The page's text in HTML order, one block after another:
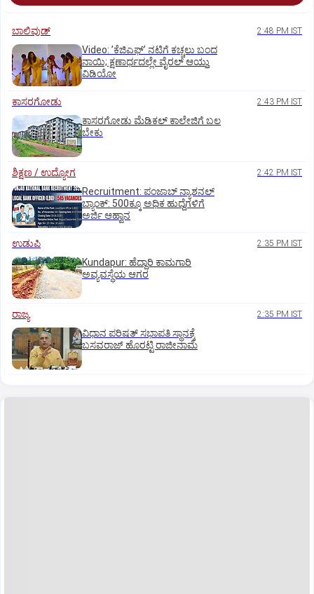
ಬಾಲಿವುಡ್‌ 2:48 PM IST
Video: ʼಕೆಜಿಎಫ್‌ʼ ನಟಿಗೆ ಕಚ್ಚಲು ಬಂದ
ನಾಯಿ; ಕ್ಷಣಾರ್ಧದಲ್ಲೇ ವೈರಲ್‌ ಆಯ್ತು
ವಿಡಿಯೋ
ಕಾಸರಗೋಡು 2:43 PM IST
ಕಾಸರಗೋಡು ಮೆಡಿಕಲ್‌ ಕಾಲೇಜಿಗೆ ಬಲ
ಬೇಕು
ಶಿಕ್ಷಣ / ಉದ್ಯೋಗ 2:42 PM IST
Recruitment: ಪಂಜಾಬ್‌ ನ್ಯಾಶನಲ್‌
ಬ್ಯಾಂಕ್:‌ 500ಕ್ಕೂ ಅಧಿಕ ಹುದ್ದೆಗಳಿಗೆ
ಅರ್ಜಿ ಆಹ್ವಾನ
ಉಡುಪಿ 2:35 PM IST
Kundapur: ಹೆದ್ದಾರಿ ಕಾಮಗಾರಿ
ಅವ್ಯವಸ್ಥೆಯ ಆಗರ
ರಾಜ್ಯ 2:35 PM IST
ವಿಧಾನ ಪರಿಷತ್ ಸಭಾಪತಿ ಸ್ಥಾನಕ್ಕೆ
ಬಸವರಾಜ್ ಹೊರಟ್ಟಿ ರಾಜೀನಾಮೆ